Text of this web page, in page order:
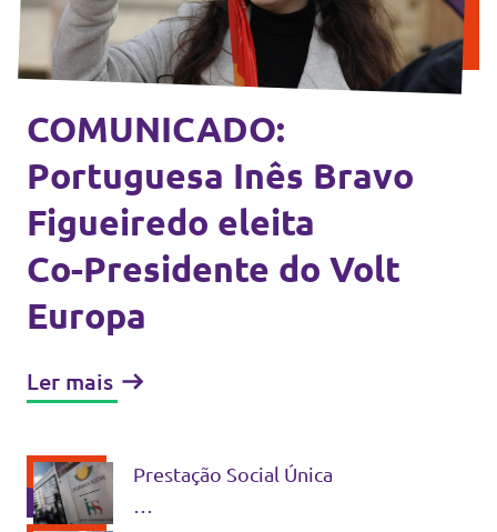
Eventos
Junta-te ao Volt!
Depressão Kristin
Contactos
COMUNICADO:
Portuguesa Inês Bravo
Figueiredo eleita
Co-Presidente do Volt
Europa
Ler mais
Prestação Social Única